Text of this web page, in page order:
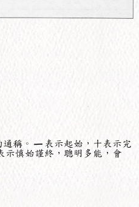
稱。
表示起始，十表示完
示慎始謹終，聰明多能，會